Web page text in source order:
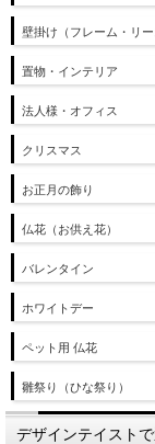
壁掛け（フレーム・リー
置物・インテリア
法人様・オフィス
クリスマス
お正月の飾り
仏花（お供え花）
バレンタイン
ホワイトデー
ペット用 仏花
雛祭り（ひな祭り）
デザインテイスト